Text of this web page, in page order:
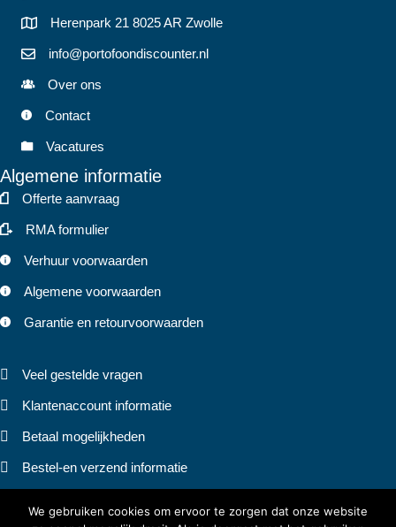
Herenpark 21 8025 AR Zwolle
info@portofoondiscounter.nl
Over ons
Contact
Vacatures
Algemene informatie
Offerte aanvraag
RMA formulier
Verhuur voorwaarden
Algemene voorwaarden
Garantie en retourvoorwaarden
Veel gestelde vragen
Klantenaccount informatie
Betaal mogelijkheden
Bestel-en verzend informatie
We gebruiken cookies om ervoor te zorgen dat onze website